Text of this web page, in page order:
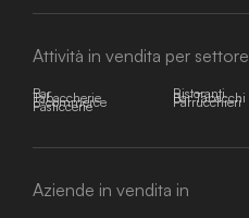
Attività in vendita per settore
Bar Ristoranti
Tabaccherie Bar Tabacchi
E-commerce Parrucchieri
Pasticcerie
Aziende in vendita in